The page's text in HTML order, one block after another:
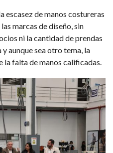
escasez de manos costureras
marcas de diseño, sin
ni la cantidad de prendas
aunque sea otro tema, la
la falta de manos calificadas.